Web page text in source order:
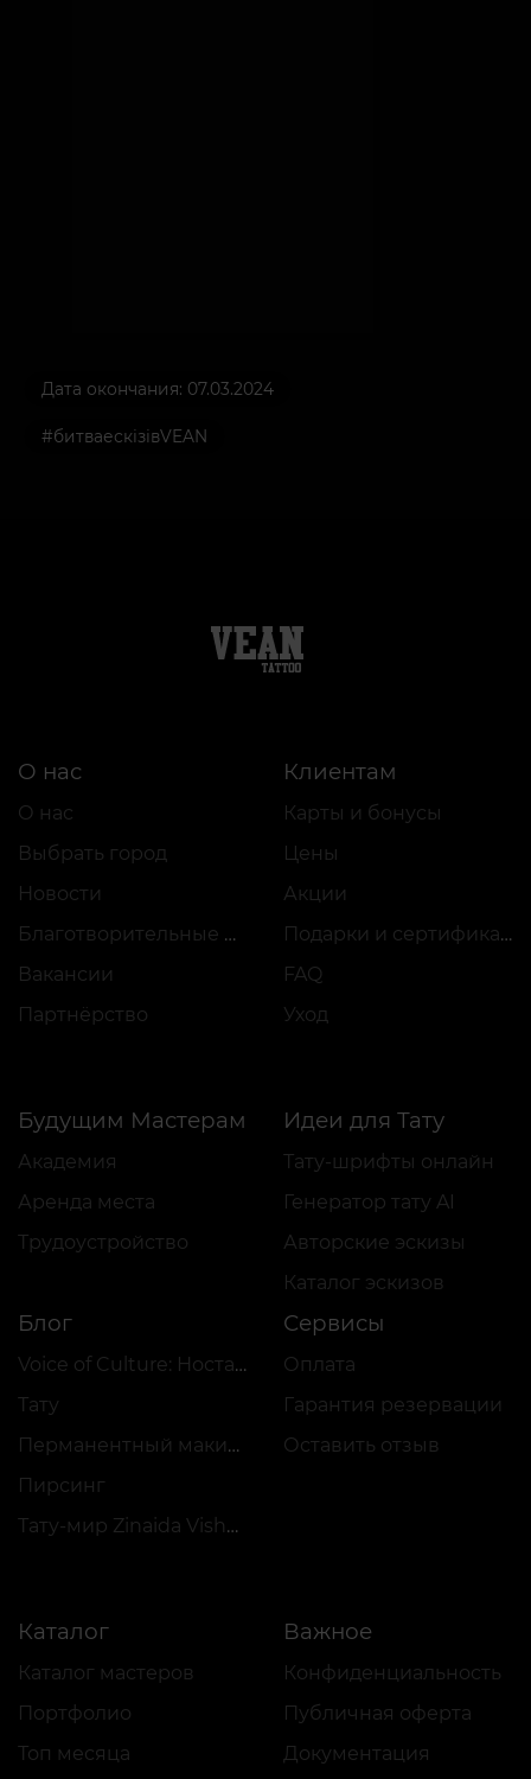
Дата окончания: 07.03.2024
#битваескізівVEAN
О нас
О нас
Выбрать город
Новости
Благотворительные проекты
Вакансии
Партнёрство
Клиентам
Карты и бонусы
Цены
Акции
Подарки и сертификаты
FAQ
Уход
Будущим Мастерам
Академия
Аренда места
Трудоустройство
Идеи для Тату
Тату-шрифты онлайн
Генератор тату AI
Авторские эскизы
Каталог эскизов
Блог
Voice of Culture: Ностальгия по 2000-м
Тату
Перманентный макияж
Пирсинг
Тату-мир Zinaida Vishenka
Сервисы
Оплата
Гарантия резервации
Оставить отзыв
Каталог
Каталог мастеров
Портфолио
Топ месяца
Важное
Конфиденциальность
Публичная оферта
Документация